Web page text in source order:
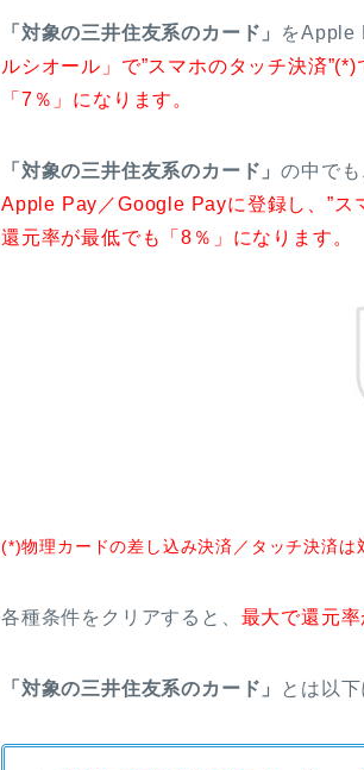
「対象の三井住友系のカード」 をApple
ルシオール」で”スマホのタッチ決済
「7％」になります。
「対象の三井住友系のカード」の中で
Apple Pay／Google Payに登録し、”ス
還元率が最低でも「8％」になります。
(*)物理カードの差し込み決済／タッチ決済は
各種条件をクリアすると、 最大で還元率
「対象の三井住友系のカード」 とは以下